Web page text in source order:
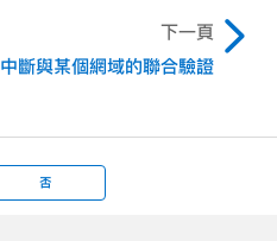
下一頁
中斷與某個網域的聯合驗證
否